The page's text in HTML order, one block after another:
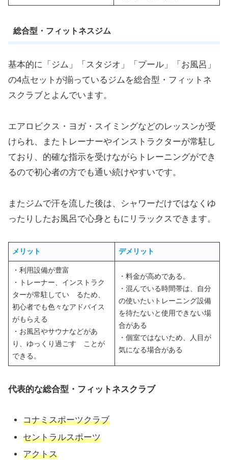
総合型・フィットネスジム
基本的に「ジム」「スタジオ」「プール」「お風呂」
の4点セットが揃っているジムを総合型・フィットネ
スクラブとよんでいます。
エアロビクス・ヨガ・スイミングなどのレッスンが受
けられ、またトレーナーやインストラクターが常駐し
ており、的確な指示を受けながらトレーニングができ
るので初心者の方でも通い続けやすいです。
またジムで汗を流した後は、シャワーだけではなくゆ
ったりしたお風呂で心身ともにリラックスできます。
メリット デメリット
・利用設備が豊富
・トレーナー、インストラク
ターが常駐してい るため、
初心者でも色々なアドバイス
がもらえる
・お風呂やサウナなどがあ
り、ゆっくり過ごす ことが
できる。
・料金が高めである。
・混んでいる時間帯は、自分
の使いたいトレーニング設備
を待たないと使用できない場
合がある
・個室ではないため、人目が
気になる場合がある
代表的な総合型・フィットネスクラブ
コナミスポーツクラブ
セントラルスポーツ
アクトス